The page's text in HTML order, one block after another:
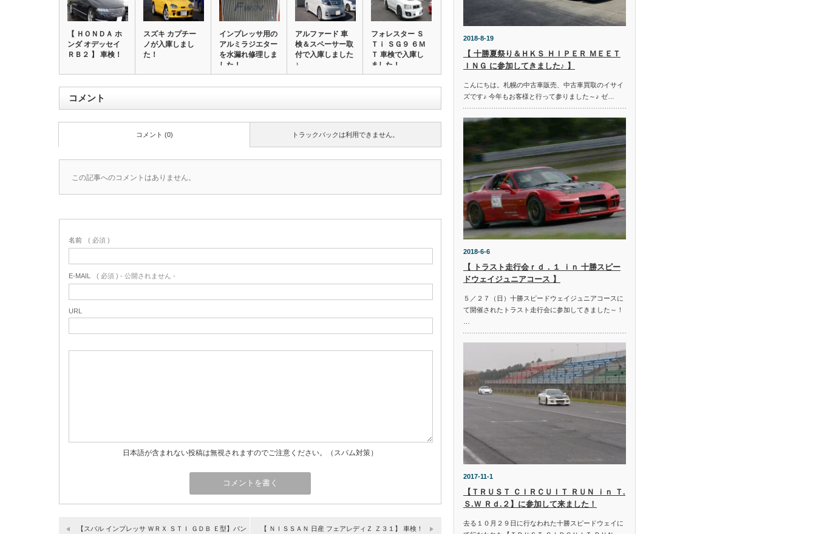
【 ＨＯＮＤＡ ホ
ンダ オデッセイ
ＲＢ２ 】 車検！
スズキ カプチー
ノが入庫しまし
た！
インプレッサ用の
アルミラジエター
を水漏れ修理しま
した！
アルファード 車
検＆スペーサー取
付で入庫しました
♪
フォレスター Ｓ
Ｔｉ ＳＧ９ ６Ｍ
Ｔ 車検で入庫し
ました！
コメント
トラックバックは利用できません。
コメント (0)
この記事へのコメントはありません。
名前 ( 必須 )
E-MAIL ( 必須 ) - 公開されません -
URL
日本語が含まれない投稿は無視されますのでご注意ください。（スパム対策）
【スバル インプレッサ ＷＲＸ ＳＴＩ ＧＤＢ Ｅ型】バン
【 ＮＩＳＳＡＮ 日産 フェアレディＺ Ｚ３１】 車検！
2018-8-19
【 十勝夏祭り＆ＨＫＳ ＨＩＰＥＲ ＭＥＥＴ
ＩＮＧ に参加してきました♪ 】
こんにちは。札幌の中古車販売、中古車買取のイサイ
ズです♪ 今年もお客様と行って参りました～♪ ゼ…
2018-6-6
【 トラスト走行会ｒｄ．１ ｉｎ 十勝スピー
ドウェイジュニアコース 】
５／２７（日）十勝スピードウェイジュニアコースに
て開催されたトラスト走行会に参加してきました～！
2017-11-1
【ＴＲＵＳＴ ＣＩＲＣＵＩＴ ＲＵＮ ｉｎ Ｔ.
Ｓ.Ｗ Ｒｄ.２】に参加して来ました！
去る１０月２９日に行なわれた十勝スピードウェイに